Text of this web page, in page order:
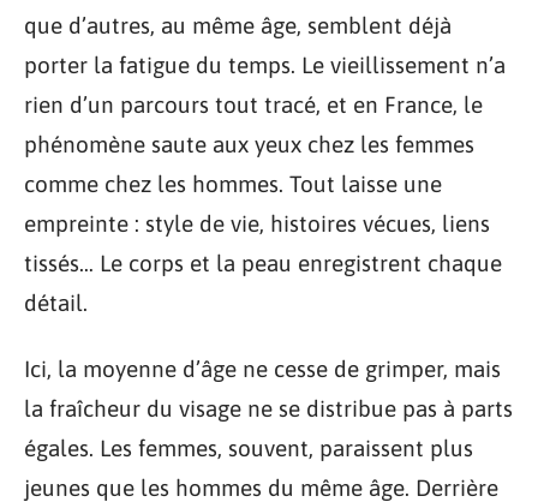
que d’autres, au même âge, semblent déjà
porter la fatigue du temps. Le vieillissement n’a
rien d’un parcours tout tracé, et en France, le
phénomène saute aux yeux chez les femmes
comme chez les hommes. Tout laisse une
empreinte : style de vie, histoires vécues, liens
tissés… Le corps et la peau enregistrent chaque
détail.
Ici, la moyenne d’âge ne cesse de grimper, mais
la fraîcheur du visage ne se distribue pas à parts
égales. Les femmes, souvent, paraissent plus
jeunes que les hommes du même âge. Derrière